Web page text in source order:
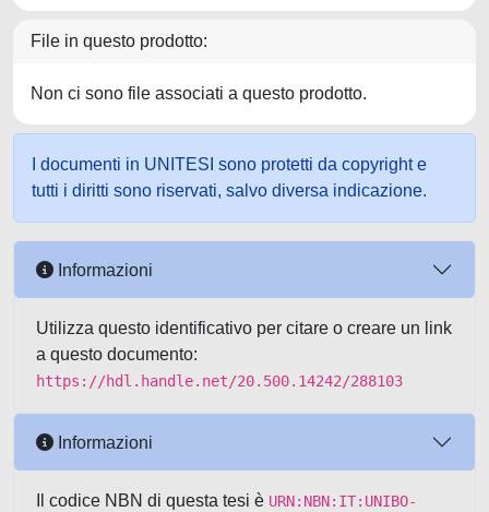
File in questo prodotto:
Non ci sono file associati a questo prodotto.
I documenti in UNITESI sono protetti da copyright e
tutti i diritti sono riservati, salvo diversa indicazione.
Informazioni
Utilizza questo identificativo per citare o creare un link
a questo documento:
https://hdl.handle.net/20.500.14242/288103
Informazioni
Il codice NBN di questa tesi è URN:NBN:IT:UNIBO-